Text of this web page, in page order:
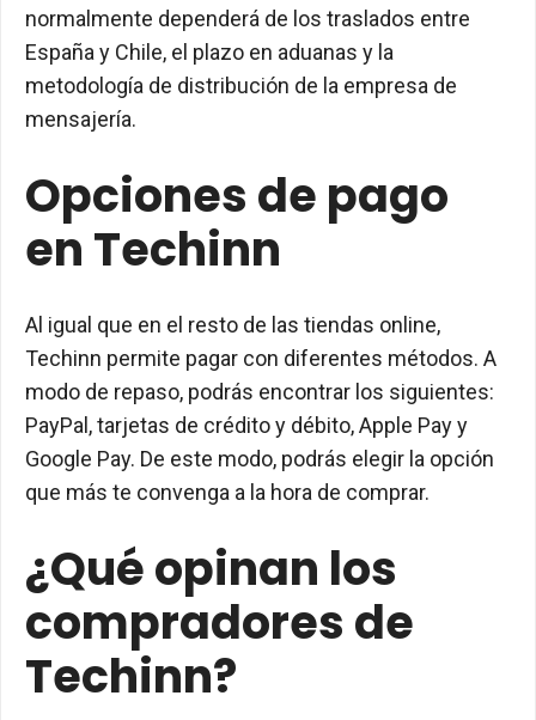
normalmente dependerá de los traslados entre
España y Chile, el plazo en aduanas y la
metodología de distribución de la empresa de
mensajería.
Opciones de pago
en Techinn
Al igual que en el resto de las tiendas online,
Techinn permite pagar con diferentes métodos. A
modo de repaso, podrás encontrar los siguientes:
PayPal, tarjetas de crédito y débito, Apple Pay y
Google Pay. De este modo, podrás elegir la opción
que más te convenga a la hora de comprar.
¿Qué opinan los
compradores de
Techinn?